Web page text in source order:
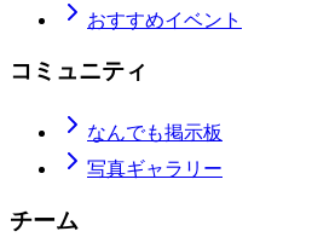
おすすめイベント
コミュニティ
なんでも掲示板
写真ギャラリー
チーム